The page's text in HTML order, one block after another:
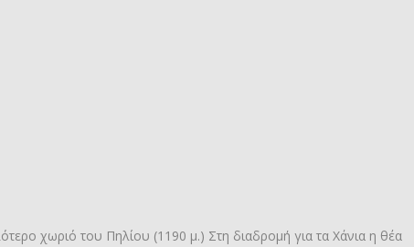
χωριό του Πηλίου (1190 μ.) Στη διαδρομή για τα Χάνια η θέα